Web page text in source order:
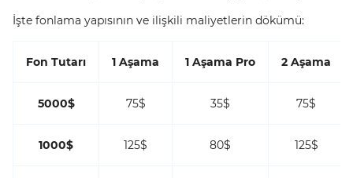
İşte fonlama yapısının ve ilişkili maliyetlerin dökümü:
Fon Tutarı 1 Aşama 1 Aşama Pro 2 Aşama
5000$ 75$ 35$ 75$
1000$ 125$ 80$ 125$